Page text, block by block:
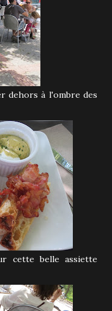
dehors à l'ombre des
cette belle assiette